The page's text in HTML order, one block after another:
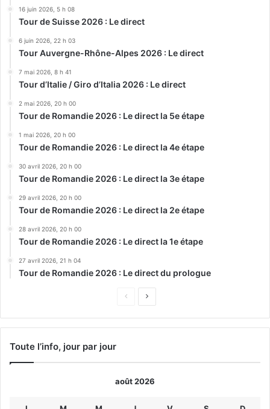
16 juin 2026, 5 h 08
Tour de Suisse 2026 : Le direct
6 juin 2026, 22 h 03
Tour Auvergne-Rhône-Alpes 2026 : Le direct
7 mai 2026, 8 h 41
Tour d’Italie / Giro d’Italia 2026 : Le direct
2 mai 2026, 20 h 00
Tour de Romandie 2026 : Le direct la 5e étape
1 mai 2026, 20 h 00
Tour de Romandie 2026 : Le direct la 4e étape
30 avril 2026, 20 h 00
Tour de Romandie 2026 : Le direct la 3e étape
29 avril 2026, 20 h 00
Tour de Romandie 2026 : Le direct la 2e étape
28 avril 2026, 20 h 00
Tour de Romandie 2026 : Le direct la 1e étape
27 avril 2026, 21 h 04
Tour de Romandie 2026 : Le direct du prologue
Page
Page
Toute l’info, jour par jour
août 2026